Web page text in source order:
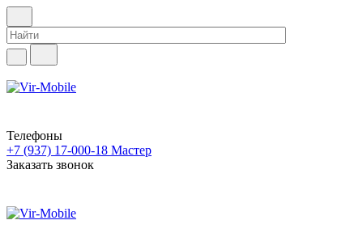
Телефоны
+7 (937) 17-000-18 Мастер
Заказать звонок